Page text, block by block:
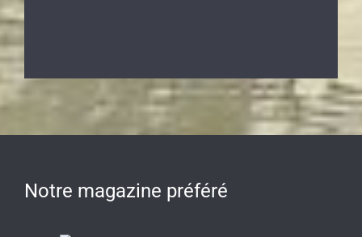
Notre magazine préféré